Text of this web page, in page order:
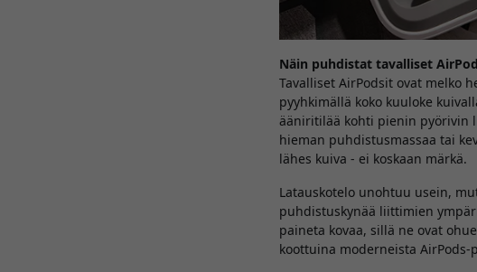
Näin puhdistat tavalliset
Tavalliset AirPodsit ovat melko
pyyhkimällä koko kuuloke
ääniritilää kohti pienin pyörivin
hieman puhdistusmassaa tai
lähes kuiva - ei koskaan märkä.
Latauskotelo unohtuu usein,
puhdistuskynää liittimien
paineta kovaa, sillä ne ovat
koottuina moderneista